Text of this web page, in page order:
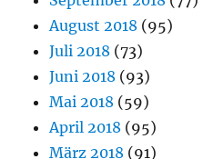
August 2018 (95)
Juli 2018 (73)
Juni 2018 (93)
Mai 2018 (59)
April 2018 (95)
März 2018 (91)